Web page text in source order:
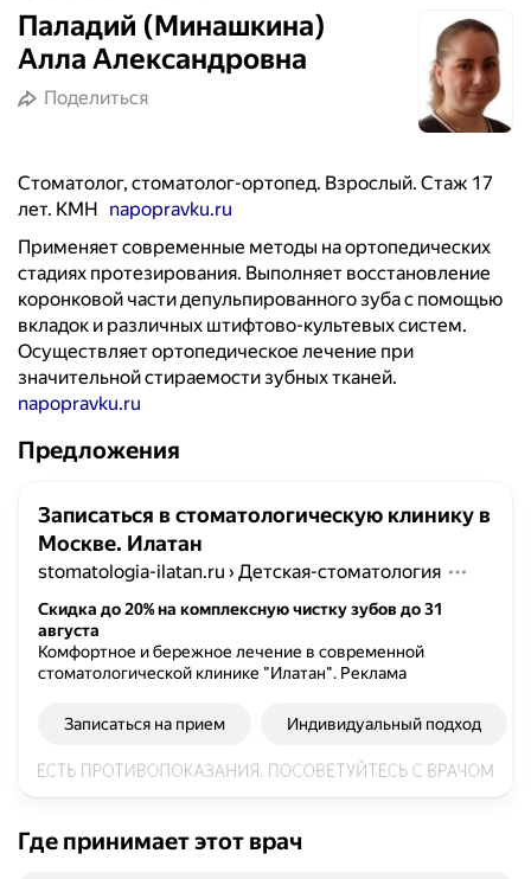
Паладий (Минашкина)
Алла Александровна
Поделиться
Стоматолог, стоматолог-ортопед. Взрослый. Стаж 17
лет. КМН napopravku.ru
Применяет современные методы на ортопедических
стадиях протезирования. Выполняет восстановление
коронковой части депульпированного зуба с помощью
вкладок и различных штифтово-культевых систем.
Осуществляет ортопедическое лечение при
значительной стираемости зубных тканей.
napopravku.ru
Предложения
Записаться в стоматологическую клинику в
Москве. Илатан
stomatologia-ilatan.ru › Детская-стоматология
Скидка до 20% на комплексную чистку зубов до 31
августа
Комфортное и бережное лечение в современной
стоматологической клинике "Илатан". Реклама
Записаться на прием Индивидуальный подход
Где принимает этот врач